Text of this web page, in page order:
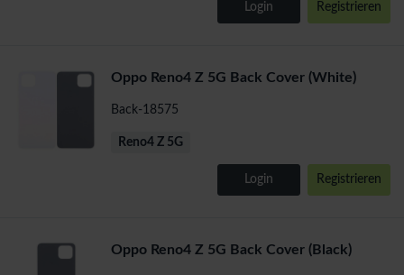
Login Registrieren
Oppo Reno4 Z 5G Back Cover (White)
Back-18575
Reno4 Z 5G
Login Registrieren
Oppo Reno4 Z 5G Back Cover (Black)